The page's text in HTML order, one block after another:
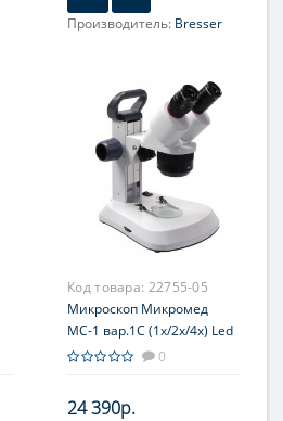
Производитель: Bresser
Увеличение, крат:8-50
Окуляр (ы):WF10х
Код товара: 22755-05
Микроскоп Микромед
МС-1 вар.1C (1х/2х/4х) Led
0
24 390р.